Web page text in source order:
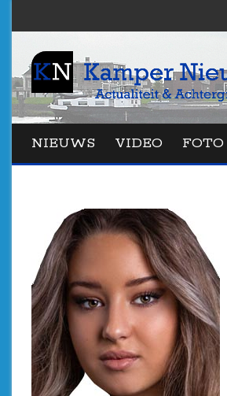
NIEUWS VIDEO FOTO